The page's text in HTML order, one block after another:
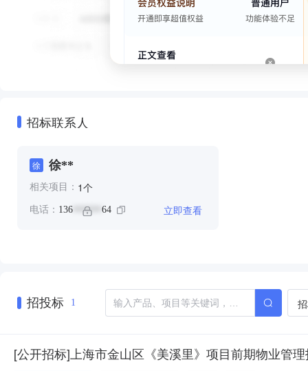
招标联系人
徐 徐**
相关项目： 1个
电话： 136 ****** 64 立即查看
招投标 1
[公开招标]上海市金山区《美溪里》项目前期物业管